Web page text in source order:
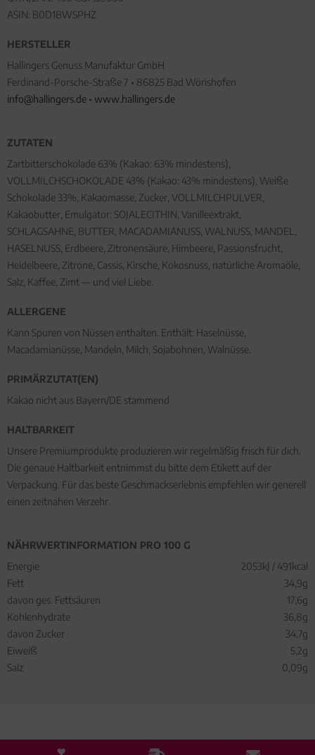
ASIN: B0D1BWSPHZ
HERSTELLER
Hallingers Genuss Manufaktur GmbH
Ferdinand-Porsche-Straße 7 • 86825 Bad Wörishofen
info@hallingers.de • www.hallingers.de
ZUTATEN
Zartbitterschokolade 63% (Kakao: 63% mindestens),
VOLLMILCHSCHOKOLADE 43% (Kakao: 43% mindestens), Weiße
Schokolade 33%, Kakaomasse, Zucker, VOLLMILCHPULVER,
Kakaobutter, Emulgator: SOJALECITHIN, Vanilleextrakt,
SCHLAGSAHNE, BUTTER, MACADAMIANUSS, WALNUSS, MANDEL,
HASELNUSS, Erdbeere, Zitronensäure, Himbeere, Passionsfrucht,
Heidelbeere, Zitrone, Cassis, Kirsche, Kokosnuss, natürliche Aromaöle,
Salz, Kaffee, Zimt — und viel Liebe.
ALLERGENE
Kann Spuren von Nüssen enthalten. Enthält: Haselnüsse,
Macadamianüsse, Mandeln, Milch, Sojabohnen, Walnüsse.
PRIMÄRZUTAT(EN)
Kakao nicht aus Bayern/DE stammend
HALTBARKEIT
Unsere Premiumprodukte produzieren wir regelmäßig frisch für dich.
Die genaue Haltbarkeit entnimmst du bitte dem Etikett auf der
Verpackung. Für das beste Geschmackserlebnis empfehlen wir generell
einen zeitnahen Verzehr.
NÄHRWERTINFORMATION PRO 100 G
Energie
2053kJ / 491kcal
Fett
34,9g
davon ges. Fettsäuren
17,6g
Kohlenhydrate
36,8g
davon Zucker
34,7g
Eiweiß
5,2g
Salz
0,09g